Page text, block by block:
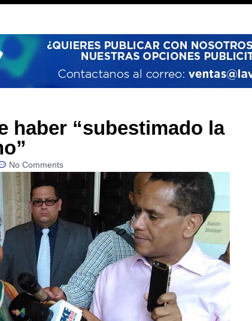
haber “subestimado la
No Comments